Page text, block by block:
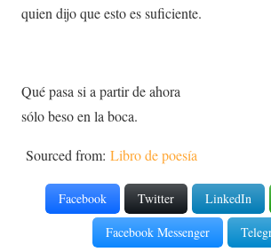
quien dijo que esto es suficiente.
Qué pasa si a partir de ahora
sólo beso en la boca.
Sourced from: Libro de poesía
Facebook Twitter LinkedIn
Facebook Messenger